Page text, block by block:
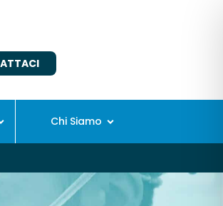
Chi Siamo